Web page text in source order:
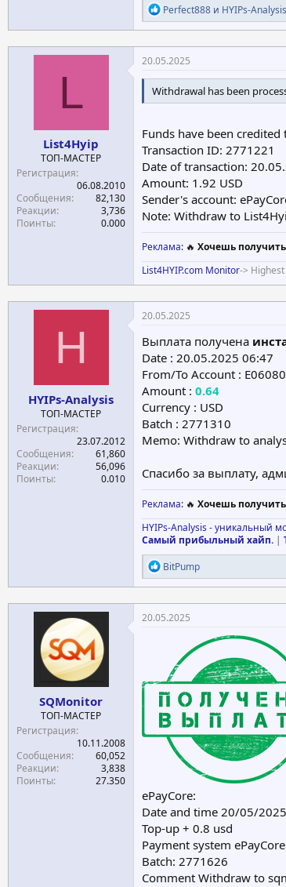
Р
е
а
к
ц
и
и
:
Perfect888 и HYIPs-Analysis
L
List4Hyip
ТОП-МАСТЕР
Регистрация
06.08.2010
Сообщения
82,130
Реакции
3,736
Поинты
0.000
20.05.2025
Withdrawal has been
Funds have been credited
Transaction ID: 2771221
Date of transaction:
Amount: 1.92 USD
Sender's account:
Note: Withdraw to
Реклама: 🔥 Хочешь получить
List4HYIP.com Monitor->
H
HYIPs-Analysis
ТОП-МАСТЕР
Регистрация
23.07.2012
Сообщения
61,860
Реакции
56,096
Поинты
0.010
20.05.2025
Выплата получена
Date : 20.05.2025 06:47
From/To Account :
Amount : 0.64
Currency : USD
Batch : 2771310
Memo: Withdraw to
Спасибо за выплату,
Реклама: 🔥 Хочешь получить
HYIPs-Analysis - уникальный
Самый прибыльный хайп. |
Р
е
а
к
ц
и
BitPump
SQMonitor
ТОП-МАСТЕР
Регистрация
10.11.2008
Сообщения
60,052
Реакции
3,838
Поинты
27.350
20.05.2025
ePayCore:
Date and time 20/05/
Top-up + 0.8 usd
Payment system
Batch: 2771626
Comment Withdraw to